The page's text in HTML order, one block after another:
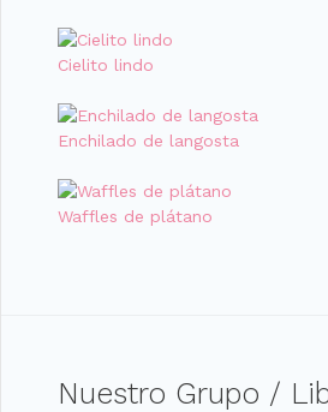
Cielito lindo
Enchilado de langosta
Waffles de plátano
Nuestro Grupo /